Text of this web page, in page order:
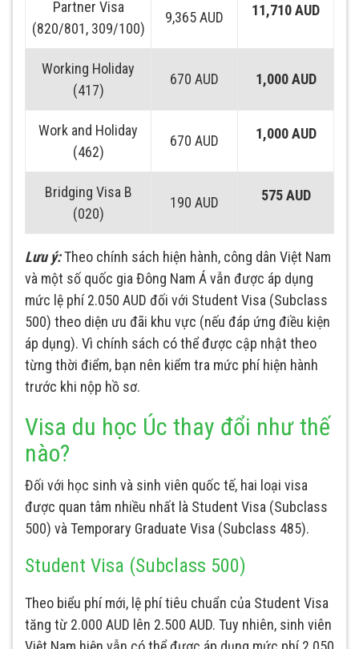
Partner Visa
(820/801, 309/100)
9,365 AUD 11,710 AUD
Working Holiday
(417)
670 AUD 1,000 AUD
Work and Holiday
(462)
670 AUD 1,000 AUD
Bridging Visa B
(020)
190 AUD 575 AUD
Lưu ý:Theo chính sách hiện hành, công dân Việt Nam
và một số quốc gia Đông Nam Á vẫn được áp dụng
mức lệ phí 2.050 AUD đối với Student Visa (Subclass
500) theo diện ưu đãi khu vực (nếu đáp ứng điều kiện
áp dụng). Vì chính sách có thể được cập nhật theo
từng thời điểm, bạn nên kiểm tra mức phí hiện hành
trước khi nộp hồ sơ.
Visa du học Úc thay đổi như thế
nào?
Đối với học sinh và sinh viên quốc tế, hai loại visa
được quan tâm nhiều nhất là Student Visa (Subclass
500) và Temporary Graduate Visa (Subclass 485).
Student Visa (Subclass 500)
Theo biểu phí mới, lệ phí tiêu chuẩn của Student Visa
tăng từ 2.000 AUD lên 2.500 AUD. Tuy nhiên, sinh viên